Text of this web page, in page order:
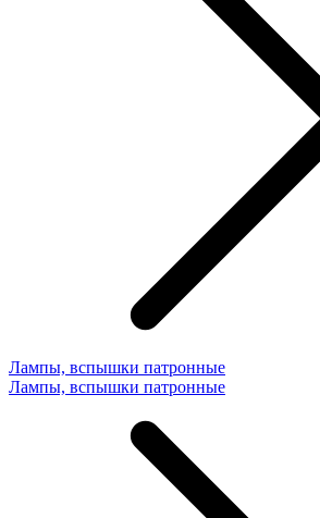
Лампы, вспышки патронные
Лампы, вспышки патронные